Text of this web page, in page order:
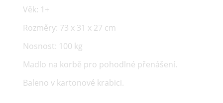
Věk: 1+
Rozměry: 73 x 31 x 27 cm
Nosnost: 100 kg
Madlo na korbě pro pohodlné přenášení.
Baleno v kartonové krabici.